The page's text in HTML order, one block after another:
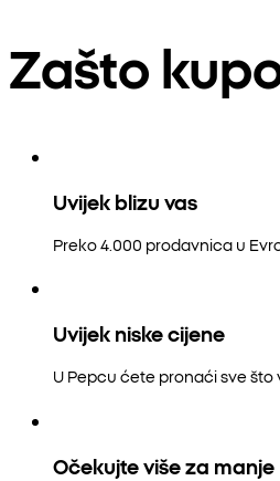
Zašto
Uvijek blizu vas
Preko 4.000 prodavnica u
Uvijek niske cijene
U Pepcu ćete pronaći sve
Očekujte više za manje